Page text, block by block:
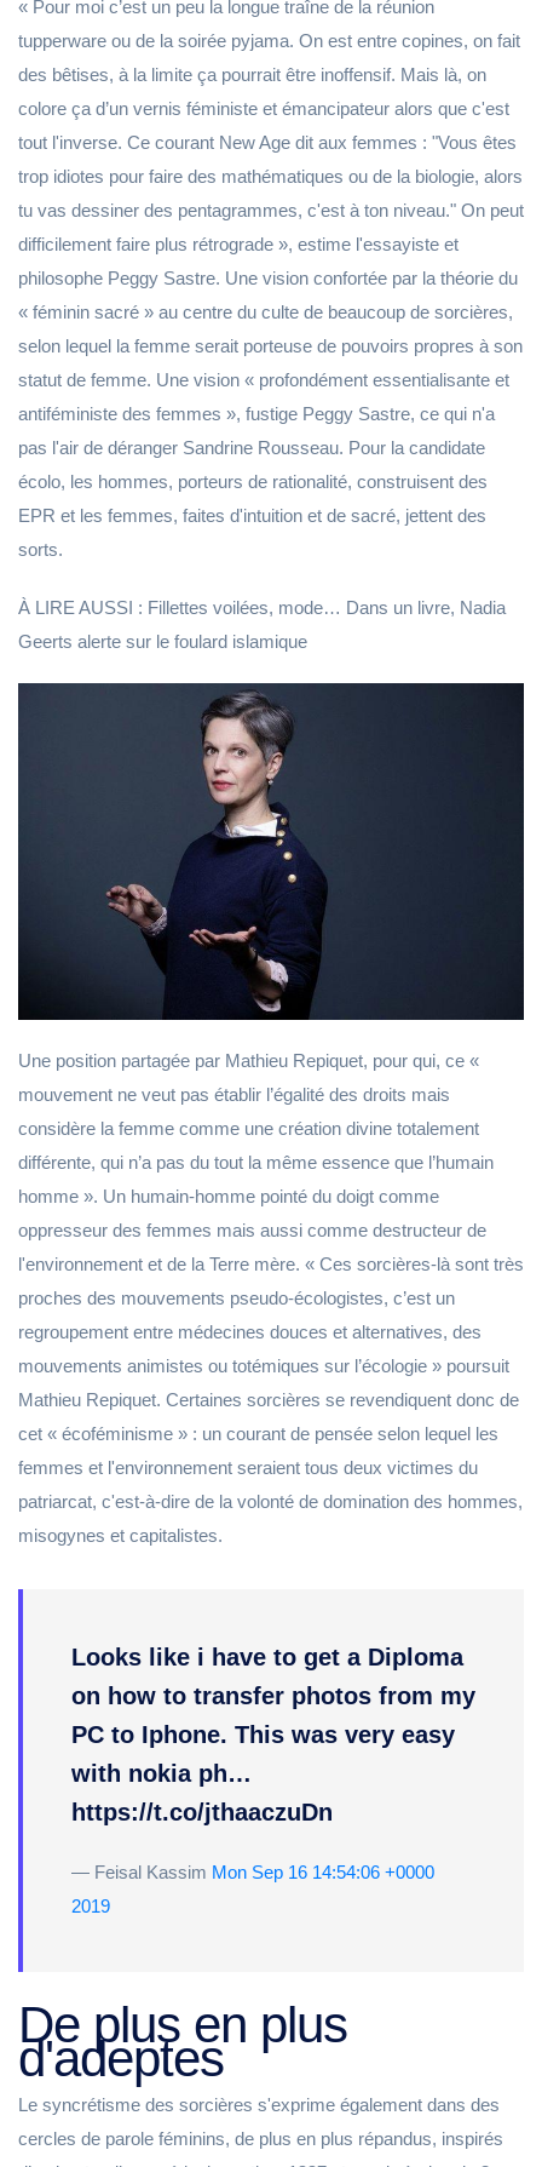
« Pour moi c’est un peu la longue traîne de la réunion
tupperware ou de la soirée pyjama. On est entre copines, on fait
des bêtises, à la limite ça pourrait être inoffensif. Mais là, on
colore ça d’un vernis féministe et émancipateur alors que c'est
tout l'inverse. Ce courant New Age dit aux femmes : "Vous êtes
trop idiotes pour faire des mathématiques ou de la biologie, alors
tu vas dessiner des pentagrammes, c'est à ton niveau." On peut
difficilement faire plus rétrograde », estime l'essayiste et
philosophe Peggy Sastre. Une vision confortée par la théorie du
« féminin sacré » au centre du culte de beaucoup de sorcières,
selon lequel la femme serait porteuse de pouvoirs propres à son
statut de femme. Une vision « profondément essentialisante et
antiféministe des femmes », fustige Peggy Sastre, ce qui n'a
pas l'air de déranger Sandrine Rousseau. Pour la candidate
écolo, les hommes, porteurs de rationalité, construisent des
EPR et les femmes, faites d'intuition et de sacré, jettent des
sorts.
À LIRE AUSSI : Fillettes voilées, mode… Dans un livre, Nadia
Geerts alerte sur le foulard islamique
Une position partagée par Mathieu Repiquet, pour qui, ce «
mouvement ne veut pas établir l’égalité des droits mais
considère la femme comme une création divine totalement
différente, qui n’a pas du tout la même essence que l’humain
homme ». Un humain-homme pointé du doigt comme
oppresseur des femmes mais aussi comme destructeur de
l'environnement et de la Terre mère. « Ces sorcières-là sont très
proches des mouvements pseudo-écologistes, c’est un
regroupement entre médecines douces et alternatives, des
mouvements animistes ou totémiques sur l’écologie » poursuit
Mathieu Repiquet. Certaines sorcières se revendiquent donc de
cet « écoféminisme » : un courant de pensée selon lequel les
femmes et l'environnement seraient tous deux victimes du
patriarcat, c'est-à-dire de la volonté de domination des hommes,
misogynes et capitalistes.
Looks like i have to get a Diploma
on how to transfer photos from my
PC to Iphone. This was very easy
with nokia ph…
https://t.co/jthaaczuDn
— Feisal Kassim Mon Sep 16 14:54:06 +0000
2019
De plus en plus
d'adeptes
Le syncrétisme des sorcières s'exprime également dans des
cercles de parole féminins, de plus en plus répandus, inspirés